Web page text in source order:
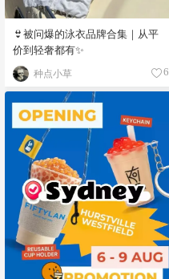
👙被问爆的泳衣品牌合集｜从平
价到轻奢都有✨
种点小草 6